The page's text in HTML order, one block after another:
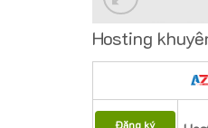
Hosting
Đăng ký